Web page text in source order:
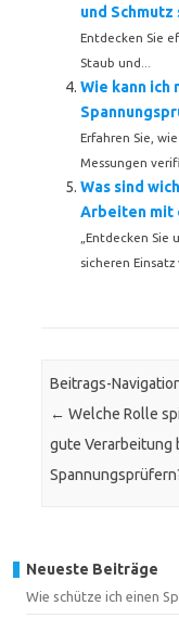
und Schmutz
Entdecken Sie
Staub und...
Wie kann ich
Erfahren Sie,
Messungen
Was sind
Arbeiten mit
„Entdecken
sicheren Einsatz
Beitrags-
← Welche Rolle
gute Verarbeitung
Neueste Beiträge
Wie schütze ich einen